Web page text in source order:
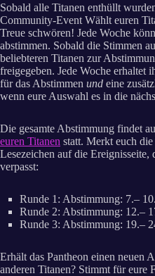
Sobald alle Titanen enthüllt
Community-Event Wählt euren
Treue schwören! Jede Woche
abstimmen. Sobald die Stimmen
beliebteren Titanen zur
freigegeben. Jede Woche
für das Abstimmen und eine
wenn eure Auswahl es in die
Die gesamte Abstimmung findet
euren Titanen statt. Merkt euch
Lesezeichen auf die
verpasst:
Runde 1: Abstimmung: 7.–
Runde 2: Abstimmung: 12.–
Runde 3: Abstimmung: 19.–
Erhält das Pantheon einen neuen
anderen Titanen? Stimmt für eure